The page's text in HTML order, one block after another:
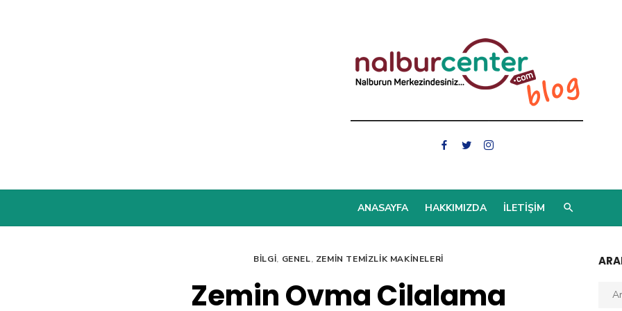
ANASAYFA HAKKIMIZDA İLETIŞIM
BILGI, GENEL, ZEMIN TEMIZLIK MAKINELERI
Zemin Ovma Cilalama